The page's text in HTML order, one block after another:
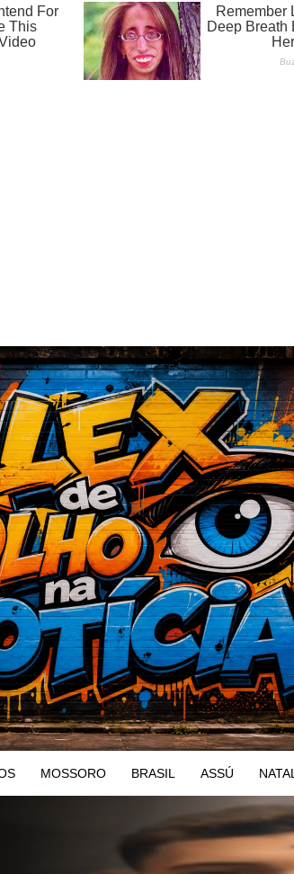
MOSSORO BRASIL ASSÚ NATAL